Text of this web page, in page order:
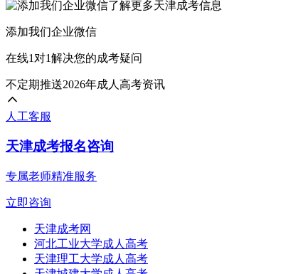
以上就是关于：“2025年天津成考能考哪个大学”的简
添加我们企业微信
在线1对1解决您的成考疑问
不定期推送2026年成人高考资讯
人工客服
天津成考报名咨询
专属老师精准服务
立即咨询
天津成考网
河北工业大学成人高考
天津理工大学成人高考